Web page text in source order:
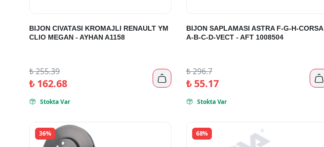
BIJON CIVATASI KROMAJLI RENAULT YM
CLIO MEGAN - AYHAN A1158
₺255.39
₺162.68 
 Stokta Var
BIJON SAPLAMASI ASTRA F-G-H-CORSA
A-B-C-D-VECT - AFT 1008504
₺296.7
₺55.17 
 Stokta Var
36% 68%